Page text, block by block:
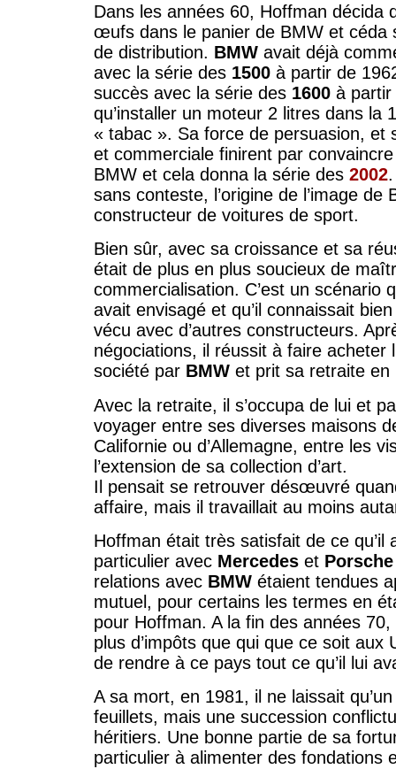
Dans les années 60, Hoffman décida
œufs dans le panier de BMW et céda
de distribution. BMW avait déjà
avec la série des 1500 à partir de
succès avec la série des 1600 à partir
qu’installer un moteur 2 litres dans la
« tabac ». Sa force de persuasion, et
et commerciale finirent par
BMW et cela donna la série des 2002
sans conteste, l’origine de l’image de
constructeur de voitures de sport.
Bien sûr, avec sa croissance et sa
était de plus en plus soucieux de
commercialisation. C’est un scénario
avait envisagé et qu’il connaissait
vécu avec d’autres constructeurs.
négociations, il réussit à faire acheter
société par BMW et prit sa retraite en
Avec la retraite, il s’occupa de lui et
voyager entre ses diverses maisons
Californie ou d’Allemagne, entre les
l’extension de sa collection d’art.
Il pensait se retrouver désœuvré
affaire, mais il travaillait au moins
Hoffman était très satisfait de ce qu’il
particulier avec Mercedes et Porsche
relations avec BMW étaient tendues
mutuel, pour certains les termes en
pour Hoffman. A la fin des années
plus d’impôts que qui que ce soit aux
de rendre à ce pays tout ce qu’il lui
A sa mort, en 1981, il ne laissait
feuillets, mais une succession
héritiers. Une bonne partie de sa
particulier à alimenter des fondations